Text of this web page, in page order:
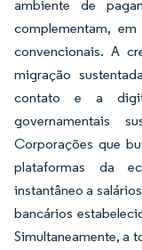
ambiente de
complementam,
convencionais. A
migração
contato e a
governamentais
Corporações que
plataformas da
instantâneo a
bancários
Simultaneamente, a